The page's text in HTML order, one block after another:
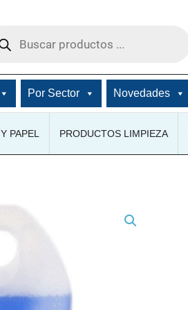
Por Sector Novedades
PAPEL PRODUCTOS LIMPIEZA